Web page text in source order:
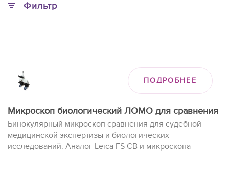
Фильтр
ПОДРОБНЕЕ
Микроскоп биологический ЛОМО для сравнения
Бинокулярный микроскоп сравнения для судебной
медицинской экспертизы и биологических
исследований. Аналог Leica FS CB и микроскопа